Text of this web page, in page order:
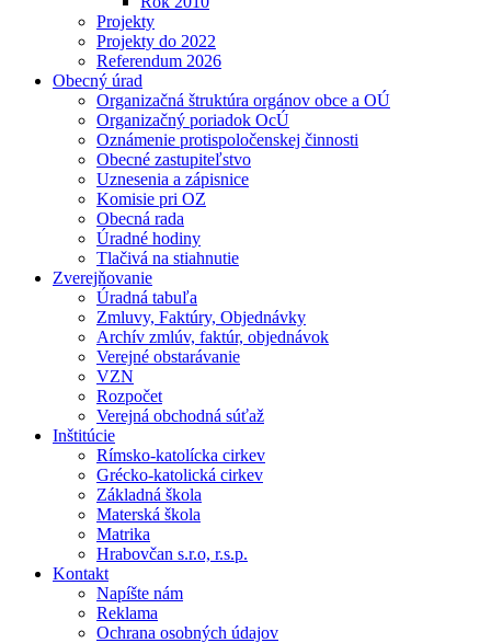
Projekty
Projekty do 2022
Referendum 2026
Obecný úrad
Organizačná štruktúra orgánov obce a OÚ
Organizačný poriadok OcÚ
Oznámenie protispoločenskej činnosti
Obecné zastupiteľstvo
Uznesenia a zápisnice
Komisie pri OZ
Obecná rada
Úradné hodiny
Tlačivá na stiahnutie
Zverejňovanie
Úradná tabuľa
Zmluvy, Faktúry, Objednávky
Archív zmlúv, faktúr, objednávok
Verejné obstarávanie
VZN
Rozpočet
Verejná obchodná súťaž
Inštitúcie
Rímsko-katolícka cirkev
Grécko-katolická cirkev
Základná škola
Materská škola
Matrika
Hrabovčan s.r.o, r.s.p.
Kontakt
Napíšte nám
Reklama
Ochrana osobných údajov